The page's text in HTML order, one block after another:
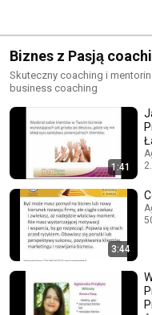
Biznes z Pasją
Skuteczny coaching i
business coaching
1:41
3:44